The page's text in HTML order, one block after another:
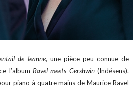
de Jeanne, une pièce peu connue de
l’album Ravel meets Gershwin(Indésens).
piano à quatre mains de Maurice Ravel